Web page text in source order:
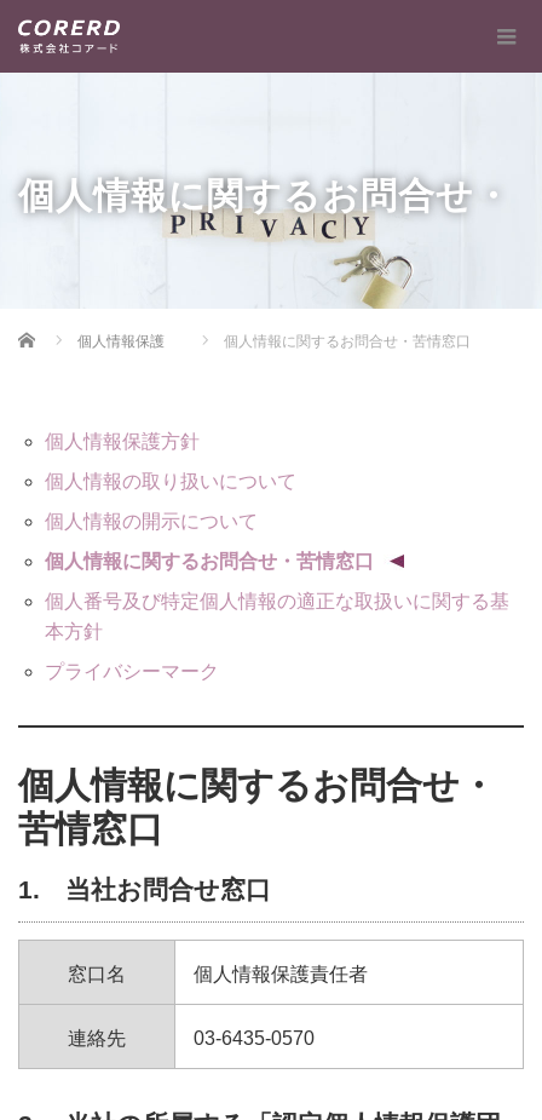
個人情報に関するお問合せ・
Home 個人情報保護 個人情報に関するお問合せ・苦情窓口
個人情報保護方針
個人情報の取り扱いについて
個人情報の開示について
個人情報に関するお問合せ・苦情窓口
個人番号及び特定個人情報の適正な取扱いに関する基
本方針
プライバシーマーク
個人情報に関するお問合せ・
苦情窓口
1. 当社お問合せ窓口
窓口名 個人情報保護責任者
連絡先 03-6435-0570